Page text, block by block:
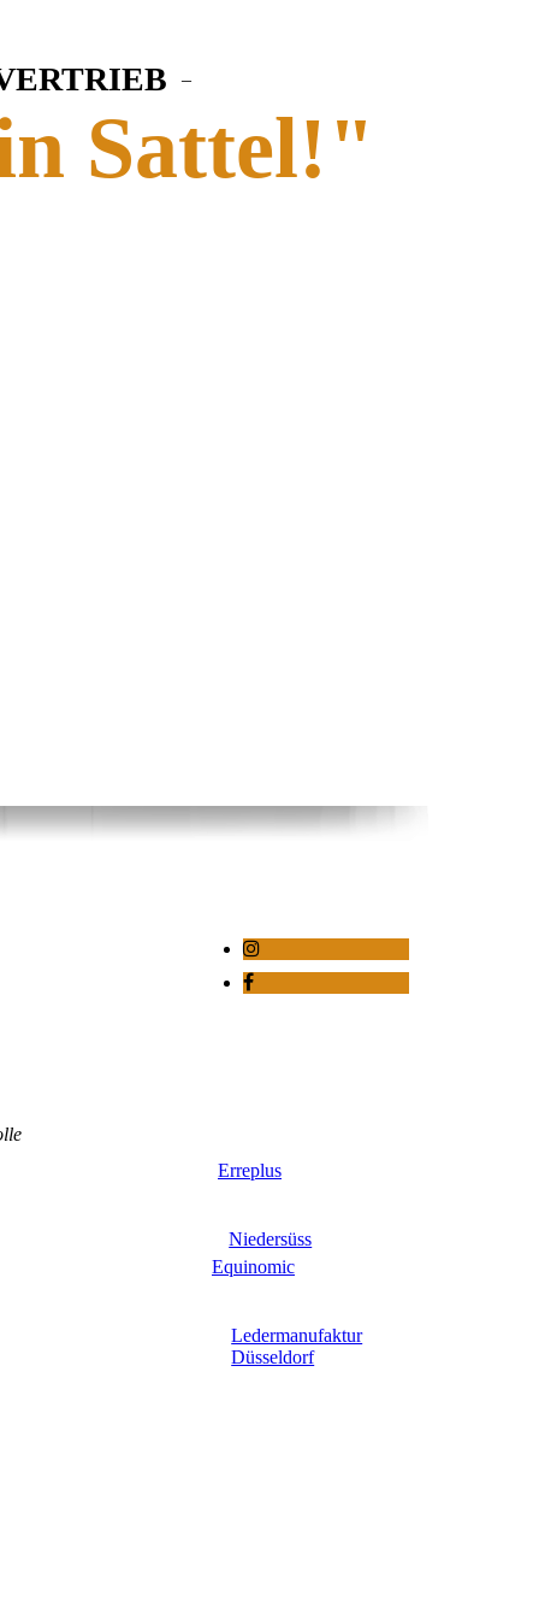
–
Sattel!"
Erreplus
Niedersüss
Equinomic
Ledermanufaktur
Düsseldorf